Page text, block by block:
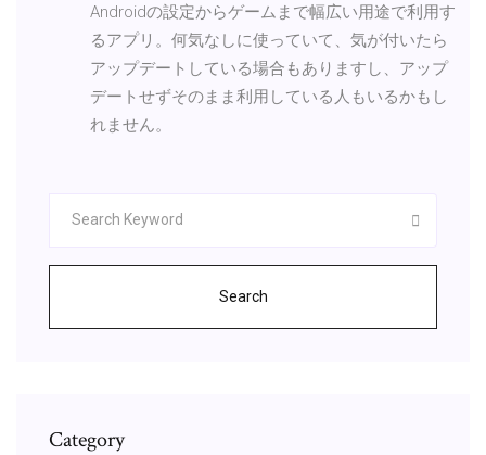
Androidの設定からゲームまで幅広い用途で利用す
るアプリ。何気なしに使っていて、気が付いたら
アップデートしている場合もありますし、アップ
デートせずそのまま利用している人もいるかもし
れません。
Search
Category